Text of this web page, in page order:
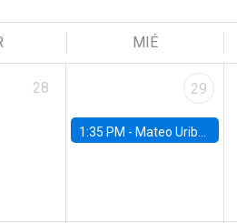
MIÉ
28 29
1:35 PM - Mateo Uribe-Castro, Universidad de los Andes (Colombia)